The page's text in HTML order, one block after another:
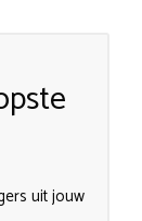
uit jouw